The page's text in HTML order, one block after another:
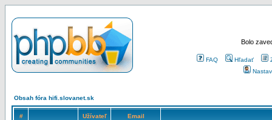
Bolo
FAQ Hľadať
Obsah fóra hifi.slovanet.sk
# Užívateľ Email